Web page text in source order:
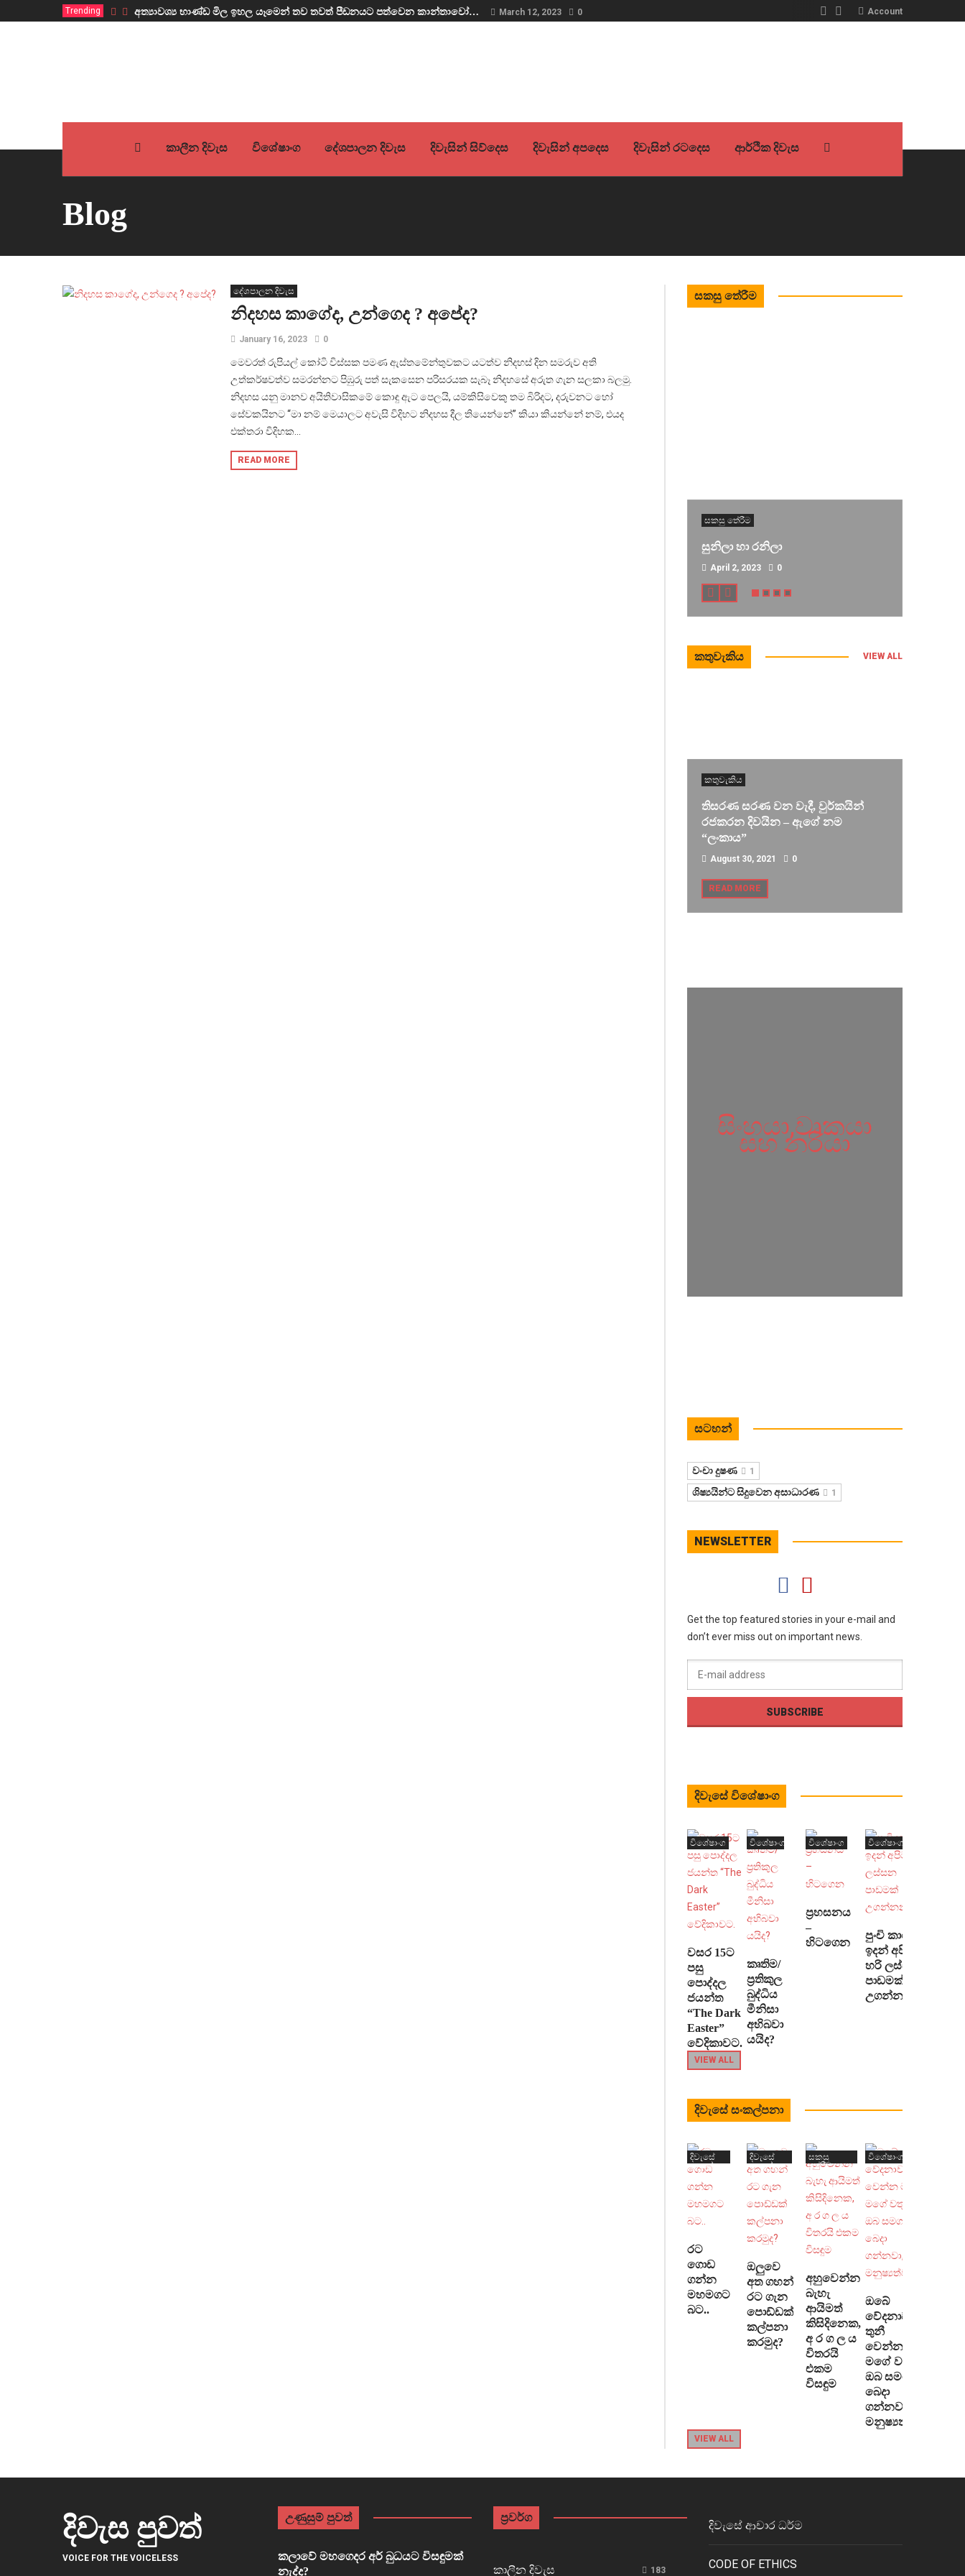
Trending අත්‍යාවශ්‍ය භාණ්ඩ මිල ඉහල යෑමෙන් තව තවත් පීඩනයට පත්වෙන කාන්තාවෝ… March 12, 2023 0 Account
කාලීන දිවැස විශේෂාංග දේශපාලන දිවැස දිවැසින් සිව්දෙස දිවැසින් අපදෙස දිවැසින් රටදෙස ආර්ථික දිවැස
Blog
දේශපාලන දිවැස
නිදහස කාගේද, උන්ගෙද ? අපේද?
January 16, 2023 0
මෙවරත් රුපියල් කෝටි විස්සක පමණ ඇස්තමේන්තුවකට යටත්ව නිදහස් දින සමරුව අති
උත්කර්ෂවත්ව සමරන්නට පිඹුරු පත් සැකසෙන පරිසරයක සැබෑ නිදහසේ අරුත ගැන සලකා බලමු.
නිදහස යනු මානව අයිතිවාසිකමේ කොඳු ඇට පෙලයි, යම්කිසිවෙකු තම බිරිදට, දරුවනට හෝ
සේවකයිනට “මා නම් මෙයාලට අවැසි විදිහට නිදහස දීල තියෙන්නේ” කියා කියන්නේ නම්, එයද
එක්තරා විදිහක...
READ MORE
සකසු තේරීම
සකසු තේරීම
සුනිලා හා රනිලා
April 2, 2023 0
කතුවැකිය VIEW ALL
කතුවැකිය
තිසරණ සරණ වන වැදී, වුර්කයින්
රජකරන දිවයින – ඇගේ නම
“ලංකාය”
August 30, 2021 0
READ MORE
සිංහයා,වෘකයා
සහ නරියා
සටහන්
වංචා දුෂණ 1
ශිෂ්‍යයින්ට සිදුවෙන අසාධාරණ 1
NEWSLETTER
Get the top featured stories in your e-mail and
don’t ever miss out on important news.
දිවැසේ විශේෂාංග
විශේෂාංග
වසර 15ට
පසු
පොද්දල
ජයන්ත
“The Dark
Easter”
වේදිකාවට.
විශේෂාංග
කෘතිම/
ප්‍රතිකුල
බුද්ධිය
මීනිසා
අභිබවා
යයිද?
විශේෂාංග
ප්‍රහසනය
–
හිටගෙන
විශේෂාංග
පුංචි කාලෙ
ඉදන් අපිට
හරි ලස්සන
පාඩමක්
උගන්නනවා
VIEW ALL
දිවැසේ සංකල්පනා
දිවැසේ
සංකල්පනා
රට
ගොඩ
ගන්න
මහමගට
බට..
දිවැසේ
සංකල්පනා
ඔලුවෙ
අත ගහන්
රට ගැන
පොඩ්ඩක්
කල්පනා
කරමුද?
සකසු
තේරීම
අහුවෙන්න
බැහැ
ආයිමත්
කිසිදිනෙක,
අ ර ග ල ය
විතරයි
එකම
විසඳුම
විශේෂාංග
ඔබේ
වේදනාව
තුනී
වෙන්න මම
මගේ වතුර
ඔබ සමග
බෙදා
ගන්නවා, ඒ
මනුෂ්‍යත්වය
VIEW ALL
දිවැස පුවත්
VOICE FOR THE VOICELESS
උණුසුම් පුවත්
කලාවේ මහගෙදර අර් බුධයට විසඳුමක්
නැද්ද?
ප්‍රවර්ග
කාලීන දිවැස 183
දිවැසේ ආචාර ධර්ම
CODE OF ETHICS